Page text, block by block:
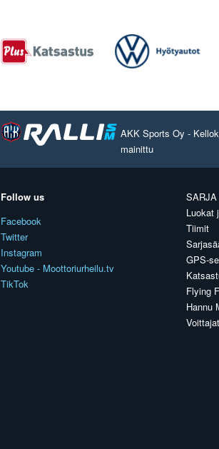
AKK Sports Oy -
mainittu
Follow us
Facebook
Twitter
Instagram
Youtube - Moottoriurheilu.tv
TikTok
SARJA
Luokat
Tiimit
GPS-
Flying
Hannu